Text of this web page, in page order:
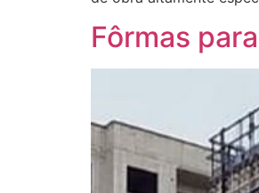
Fôrmas